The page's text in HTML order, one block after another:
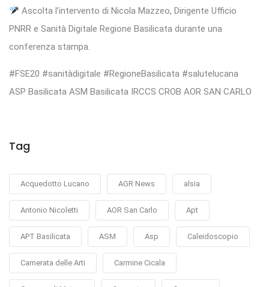
Ascolta l’intervento di Nicola Mazzeo, Dirigente Ufficio
PNRR e Sanità Digitale Regione Basilicata durante una
conferenza stampa.
#FSE20 #sanitàdigitale #RegioneBasilicata #salutelucana
ASP Basilicata ASM Basilicata IRCCS CROB AOR SAN CARLO
Tag
Acquedotto Lucano AGR News alsia
Antonio Nicoletti AOR San Carlo Apt
APT Basilicata ASM Asp Caleidoscopio
Camerata delle Arti Carmine Cicala